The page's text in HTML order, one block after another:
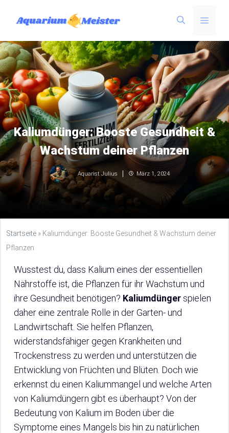
Inhalt
Menü
Kaliumdünger: Booste Gesundheit &
Wachstum deiner Pflanzen
Aquarist Julius März 1, 2024
Startseite » Kaliumdünger: Booste Gesundheit & Wachstum deiner
Pflanzen
Wusstest du, dass Kalium eines der essentiellen
Nährstoffe ist, die Pflanzen für ihr Wachstum und
ihre Gesundheit benötigen? Kaliumdünger spielen
daher eine zentrale Rolle in der Garten- und
Landwirtschaft. Sie helfen Pflanzen,
widerstandsfähiger gegen Krankheiten und
Trockenstress zu werden und unterstützen die
Entwicklung von Früchten und Blüten. Doch wie
erkennst du einen Kaliummangel und welche Arten
von Kaliumdüngern gibt es überhaupt? Von der
Bedeutung von Kalium im Boden über die
Symptome eines Mangels bis hin zu natürlichen